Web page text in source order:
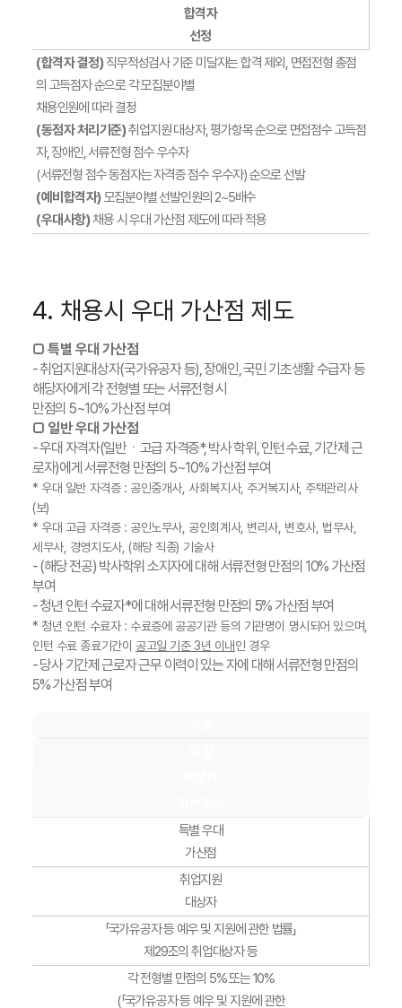
합격자
선정
(합격자 결정)직무적성검사 기준 미달자는 합격 제외, 면접전형 총점
의 고득점자 순으로 각 모집분야별
채용인원에 따라 결정
(동점자 처리기준)취업지원 대상자, 평가항목 순으로 면접점수 고득점
자, 장애인, 서류전형 점수 우수자
(서류전형 점수 동점자는 자격증 점수 우수자) 순으로 선발
(예비합격자)모집분야별 선발인원의 2~5배수
(우대사항)채용 시 우대 가산점 제도에 따라 적용
4. 채용시 우대 가산점 제도
□ 특별 우대 가산점
- 취업지원대상자(국가유공자 등), 장애인, 국민 기초생활 수급자 등
해당자에게 각 전형별 또는 서류전형 시
만점의 5~10% 가산점 부여
□ 일반 우대 가산점
- 우대 자격자(일반ㆍ고급 자격증*, 박사 학위, 인턴 수료, 기간제 근
로자)에게 서류전형 만점의 5~10% 가산점 부여
* 우대 일반 자격증 : 공인중개사, 사회복지사, 주거복지사, 주택관리사
(보)
* 우대 고급 자격증 : 공인노무사, 공인회계사, 변리사, 변호사, 법무사,
세무사, 경영지도사, (해당 직종) 기술사
- (해당 전공) 박사학위 소지자에 대해 서류전형 만점의 10% 가산점
부여
- 청년 인턴 수료자*에 대해 서류전형 만점의 5% 가산점 부여
* 청년 인턴 수료자 : 수료증에 공공기관 등의 기관명이 명시되어 있으며,
인턴 수료 종료기간이 공고일 기준 3년 이내인 경우
- 당사 기간제 근로자 근무 이력이 있는 자에 대해 서류전형 만점의
5% 가산점 부여
특별 우대
가산점
취업지원
대상자
「국가유공자 등 예우 및 지원에 관한 법률」
제29조의 취업대상자 등
각 전형별 만점의 5% 또는 10%
(「국가유공자 등 예우 및 지원에 관한